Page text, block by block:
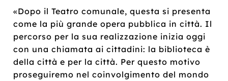
«Dopo il Teatro comunale, questa si presenta
come la più grande opera pubblica in città. Il
percorso per la sua realizzazione inizia oggi
con una chiamata ai cittadini: la biblioteca è
della città e per la città. Per questo motivo
proseguiremo nel coinvolgimento del mondo